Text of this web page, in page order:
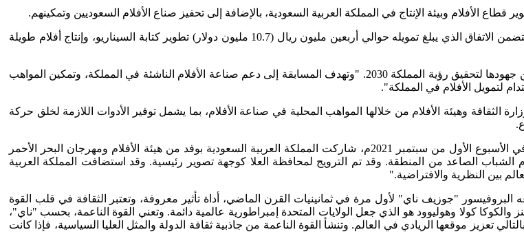
وفي 20 يناير 2021م، أطلقت هيئة الأفلام 28 مشروعًا مع الفائزين في مسابقة "ضوء". ويتضمن الاتفاق الذي يبلغ تمويله حوالي أربعين مليون ريال (10.7 مليون دولار) تطوير كتابة السيناريو، وإنتاج أفلام طويلة
أطلقت هيئة الأفلام مسابقة "ضوء" في سبتمبر 2019م، لدعم السينما السعودية، كجزء من جهودها لتحقيق رؤية المملكة 2030. "وتهدف المسابقة إلى دعم صناعة الأفلام الناشئة في المملكة، وتمكين المواهب
لتمويل الأفلام في المملكة".
وهيئة الأفلام من خلالها المواهب المحلية في صناعة الأفلام، بما يشمل توفير الأدوات اللازمة لخلق حركة
وفي الدورة الثامنة والسبعين لمهرجان البندقية السينمائي الدولي (بينالي)، والذي انعقد في الأسبوع الأول من سبتمبر 2021م، شاركت المملكة العربية السعودية بوفد من هيئة الأفلام ومهرجان البحر الأحمر
الشباب الصاعد من المنطقة. وقد تم الترويج لمحافظة العلا كوجهة تصوير رئيسية. وقد استضافت المملكة العربية
بين النظرية والافتراضية."
البروفيسور "جوزيف ناي" لأول مرة في ثمانينيات القرن الماضي، أداة تأثير معروفة، وتعتبر الثقافة في قلب القوة
والكوكا كولا وهوليوود هو الذي جعل الولايات المتحدة إمبراطورية عالمية دائمة. وتعني القوة الناعمة، بحسب "ناي"،
تعزيز موقعها الريادي في العالم. وتنشأ القوة الناعمة من جاذبية ثقافة الدولة والمثل العليا السياسية، فإذا كانت